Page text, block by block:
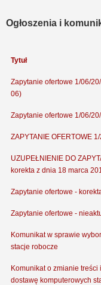
Ogłoszenia i
Tytuł
Zapytanie ofertowe 1/06/
06)
Zapytanie ofertowe 1/06/
ZAPYTANIE OFERTOWE
UZUPEŁNIENIE DO
korekta z dnia 18 marca
Zapytanie ofertowe -
Zapytanie ofertowe -
Komunikat w sprawie
stacje robocze
Komunikat o zmianie treści
dostawę komputerowych